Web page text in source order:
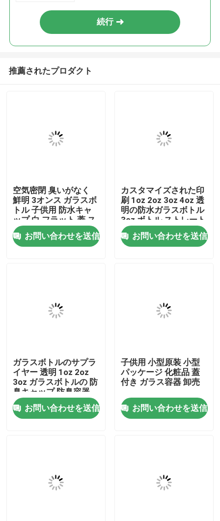
家
工場旅行
品質管理
引用を要求しなさい
続行
推薦されたプロダクト
空気密閉 臭いがなく
鮮明 3オンス ガラスボ
トル 子供用 防水キャ
ップ 白 フラット 蓋 ス
ムーズ カスタム ロゴ
お問い合わせを送信
カスタマイズされた印
刷 1oz 2oz 3oz 4oz 透
明の防水ガラスボトル
3oz ボトル ストレート
サイドガラス 子供耐性
キャップ Cr ボトル
お問い合わせを送信
ガラスボトルのサプラ
イヤー 透明 1oz 2oz
3oz ガラスボトルの 防
臭キャップ 防臭容器
お問い合わせを送信
子供用 小型原装 小型
パッケージ 化粧品 蓋
付き ガラス容器 卸売
お問い合わせを送信